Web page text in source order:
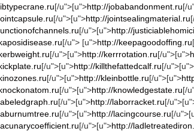
[/u">[u">http://jobabandonment.ru[/
[/u">[u">http://jointsealingmaterial.ru
[/u">[u">http://
[/u"> [u">http://keepagoodoffing.ru
[/u">[u">http://kerrrotation.ru[/u">[u">
[/u">[u">http://killthefattedcalf.ru[/u">[u">
[/u">[u">http://kleinbottle.ru[/u">[u">
[/u">[u">http://knowledgestate.ru[/
[/u">[u">http://laborracket.ru[/
[/u">[u">http://lacingcourse.ru[/
[/u">[u">http://